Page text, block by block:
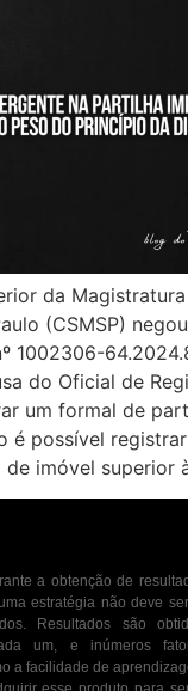
da
(CSMSP)
1002306-
do Oficial de
um formal de
é possível
de imóvel superior
a obtenção de
estratégia não deve
Resultados são
um, e inúmeros
a facilidade de